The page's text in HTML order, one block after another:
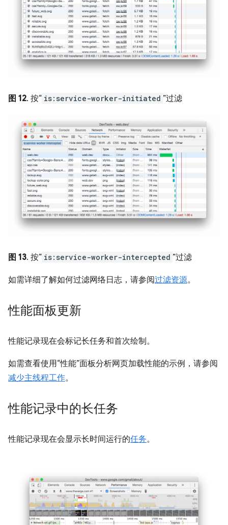
图 12. 按“ is:service-worker-initiated ”过滤
图 13. 按“ is:service-worker-intercepted ”过滤
如需详细了解如何过滤网络日志，请参阅过滤资源。
性能面板更新
性能记录现在会标记长任务和首次绘制。
如需查看使用“性能”面板分析网页加载性能的示例，请参阅
减少主线程工作。
性能记录中的长任务
性能记录现在会显示长时间运行的任务。